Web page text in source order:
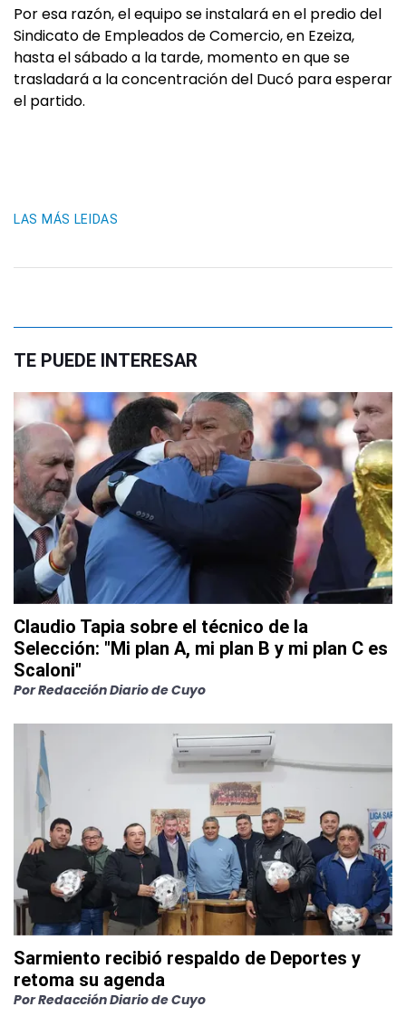
Por esa razón, el equipo se instalará en el predio del
Sindicato de Empleados de Comercio, en Ezeiza,
hasta el sábado a la tarde, momento en que se
trasladará a la concentración del Ducó para esperar
el partido.
LAS MÁS LEIDAS
TE PUEDE INTERESAR
Claudio Tapia sobre el técnico de la
Selección: "Mi plan A, mi plan B y mi plan C es
Scaloni"
PorRedacción Diario de Cuyo
Sarmiento recibió respaldo de Deportes y
retoma su agenda
PorRedacción Diario de Cuyo